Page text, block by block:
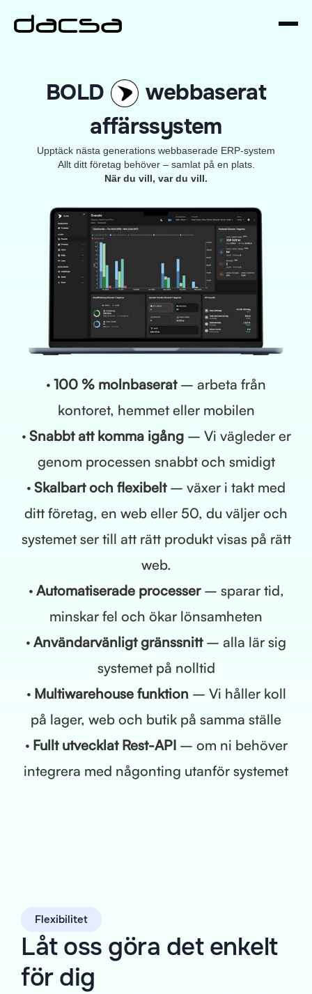
BOLD
webbaserat
affärssystem
Upptäck nästa generations webbaserade ERP-system
Allt ditt företag behöver – samlat på en plats.
När du vill, var du vill.
· 100 % molnbaserat– arbeta från
kontoret, hemmet eller mobilen
· Snabbt att komma igång – Vi vägleder er
genom processen snabbt och smidigt
· Skalbart och flexibelt– växer i takt med
ditt företag, en web eller 50, du väljer och
systemet ser till att rätt produkt visas på rätt
web.
· Automatiserade processer– sparar tid,
minskar fel och ökar lönsamheten
· Användarvänligt gränssnitt– alla lär sig
systemet på nolltid
· Multiwarehouse funktion – Vi håller koll
på lager, web och butik på samma ställe
· Fullt utvecklat Rest-API– om ni behöver
integrera med någonting utanför systemet
Flexibilitet
Låt oss göra det enkelt
för dig